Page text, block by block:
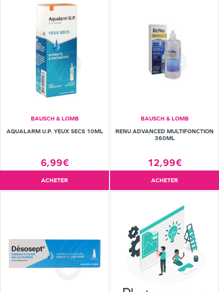
BAUSCH & LOMB
AQUALARM U.P. YEUX SECS 10ML
6,99€
ACHETER
BAUSCH & LOMB
RENU ADVANCED MULTIFONCTION
360ML
12,99€
ACHETER